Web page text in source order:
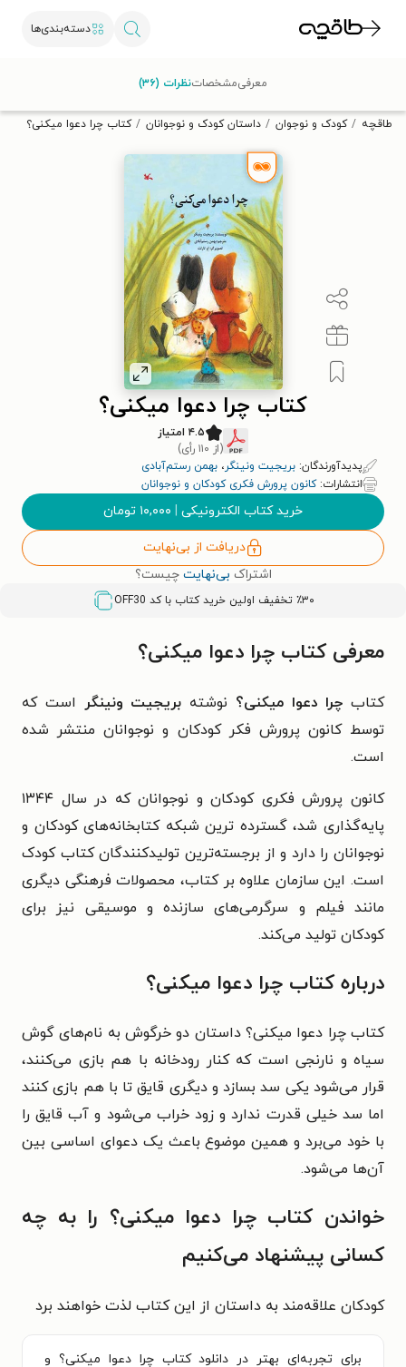
دسته‌بندی‌ها
تخفیف از طاقچه دریافت کن.
طاقچه کودک و نوجوان داستان کودک و نوجوانان کتاب چرا دعوا میکنی؟
کتاب چرا دعوا میکنی؟
۴.۵ امتیاز
(از ۱۱۰ رأی)
پدیدآورندگان: بریجیت ونینگر، بهمن رستم‌آبادی
انتشارات:کانون پرورش فکری کودکان و نوجوانان
خرید کتاب الکترونیکی | ۱۰,۰۰۰ تومان
دریافت از بی‌نهایت
اشتراک بی‌نهایت چیست؟
٪۳۰ تخفیف اولین خرید کتاب با کد OFF30
معرفیمشخصاتنظرات (۳۶)
معرفی کتاب چرا دعوا میکنی؟
کتاب چرا دعوا میکنی؟ نوشته بریجیت ونینگر است که
توسط کانون پرورش فکر کودکان و نوجوانان منتشر شده
است.
کانون پرورش فکری کودکان و نوجوانان که در سال ۱۳۴۴
پایه‌گذاری شد، گسترده ترین شبکه کتابخانه‌های کودکان و
نوجوانان را دارد و از برجسته‌ترین تولیدکنندگان کتاب کودک
است. این سازمان علاوه بر کتاب، محصولات فرهنگی دیگری
مانند فیلم و سرگرمی‌های سازنده و موسیقی نیز برای
کودکان تولید می‌کند.
درباره کتاب چرا دعوا میکنی؟
کتاب چرا دعوا میکنی؟ داستان دو خرگوش به نام‌های گوش
سیاه و نارنجی است که کنار رودخانه با هم بازی می‌کنند،
قرار می‌شود یکی سد بسازد و دیگری قایق تا با هم بازی کنند
اما سد خیلی قدرت ندارد و زود خراب می‌شود و آب قایق را
با خود می‌برد و همین موضوع باعث یک دعوای اساسی بین
آن‌ها می‌شود.
خواندن کتاب چرا دعوا میکنی؟ را به چه
کسانی پیشنهاد می‌کنیم
کودکان علاقه‌مند به داستان از این کتاب لذت خواهند برد
برای تجربه‌ای بهتر در دانلود کتاب چرا دعوا میکنی؟ و